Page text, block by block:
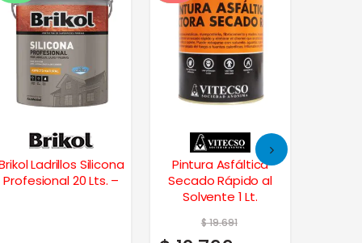
Silicona
20 Lts. –
Pintura Asfáltica
Secado Rápido al
Solvente 1 Lt.